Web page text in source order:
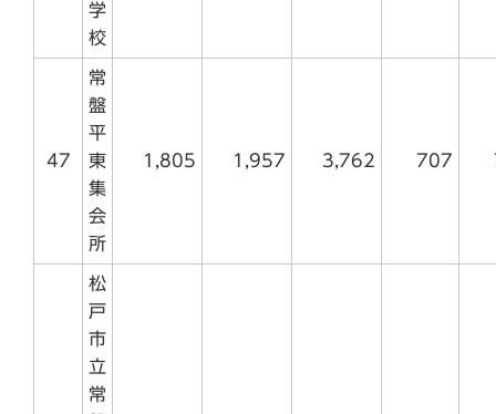
学
校
47
常
盤
平
東
集
会
所
1,805 1,957 3,762 707
松
戸
市
立
常